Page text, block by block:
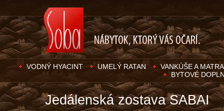
VODNÝ HYACINT UMELÝ RATAN
VANKÚŠE A
BYTOVÉ
Jedálenská zostava SABAI